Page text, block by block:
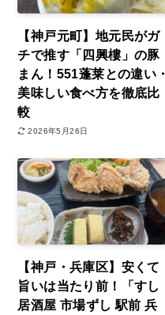
【神戸元町】地元民がガ
チで推す「四興樓」の豚
まん！551蓬莱との違い・
美味しい食べ方を徹底比
較
2026年5月26日
【神戸・兵庫区】安くて
旨いは当たり前！「すし
居酒屋 市場ずし 駅前 兵